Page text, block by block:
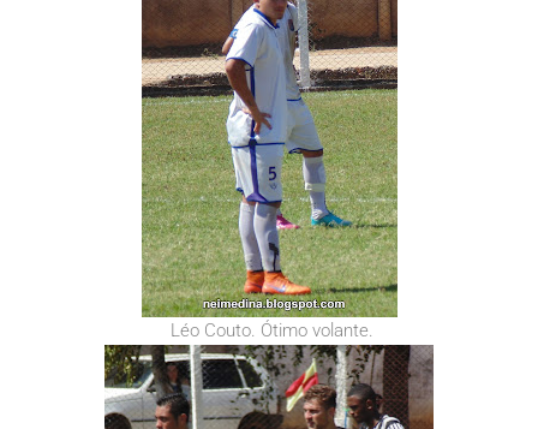
Léo Couto. Ótimo volante.